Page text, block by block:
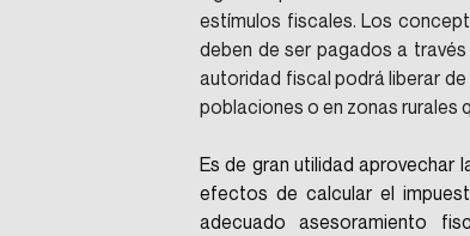
estímulos fiscales. Los
deben de ser pagados a
autoridad fiscal podrá liberar
poblaciones o en zonas rurales
Es de gran utilidad aprovechar
efectos de calcular el
adecuado asesoramiento